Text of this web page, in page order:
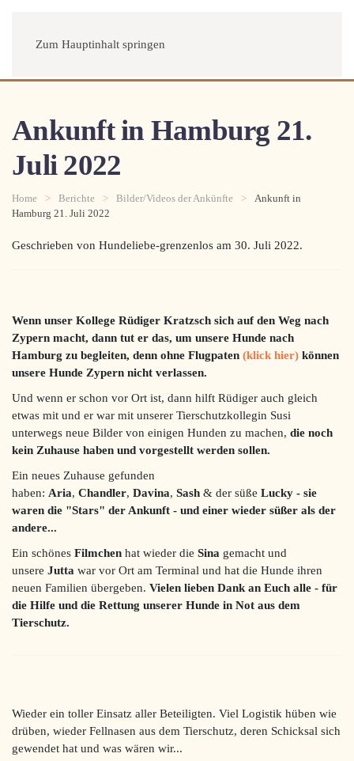
Zum Hauptinhalt springen
Menü
Ankunft in Hamburg 21.
Juli 2022
Home Berichte Bilder/Videos der Ankünfte
Ankunft in
Hamburg 21. Juli 2022
Geschrieben von Hundeliebe-grenzenlos am 30. Juli 2022.
Wenn unser Kollege Rüdiger Kratzsch sich auf den Weg nach
Zypern macht, dann tut er das, um unsere Hunde nach
Hamburg zu begleiten, denn ohne Flugpaten (klick hier) können
unsere Hunde Zypern nicht verlassen.
Und wenn er schon vor Ort ist, dann hilft Rüdiger auch gleich
etwas mit und er war mit unserer Tierschutzkollegin Susi
unterwegs neue Bilder von einigen Hunden zu machen, die noch
kein Zuhause haben und vorgestellt werden sollen.
Ein neues Zuhause gefunden
haben: Aria, Chandler, Davina, Sash & der süße Lucky - sie
waren die "Stars" der Ankunft - und einer wieder süßer als der
andere...
Ein schönes Filmchen hat wieder die Sina gemacht und
unsere Jutta war vor Ort am Terminal und hat die Hunde ihren
neuen Familien übergeben. Vielen lieben Dank an Euch alle - für
die Hilfe und die Rettung unserer Hunde in Not aus dem
Tierschutz.
Wieder ein toller Einsatz aller Beteiligten. Viel Logistik hüben wie
drüben, wieder Fellnasen aus dem Tierschutz, deren Schicksal sich
gewendet hat und was wären wir...